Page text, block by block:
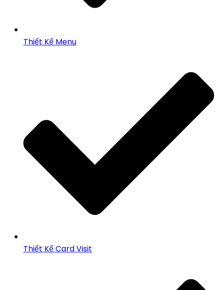
Thiết Kế Menu
Thiết Kế Card Visit